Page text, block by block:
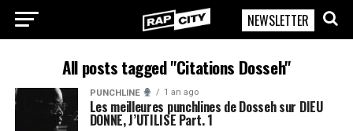
RapCity
NEWSLETTER
All posts tagged "Citations Dosseh"
PUNCHLINE 1 an ago
Les meilleures punchlines de Dosseh sur DIEU
DONNE, J’UTILISE Part. 1